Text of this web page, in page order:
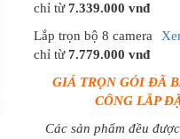
chỉ từ7.339.000 vnđ
Lắp trọn bộ 8 camera
chỉ từ7.779.000 vnđ
GIÁ TRỌN GÓI ĐÃ
CÔNG LẮP
Các sản phẩm đều